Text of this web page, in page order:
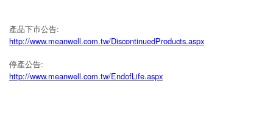
產品下市公告:
http://www.meanwell.com.tw/DiscontinuedProducts.aspx
停產公告:
http://www.meanwell.com.tw/EndofLife.aspx